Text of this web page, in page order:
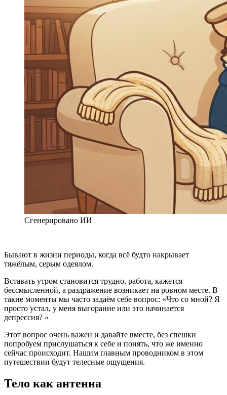
Сгенерировано ИИ
Бывают в жизни периоды, когда всё будто накрывает
тяжёлым, серым одеялом.
Вставать утром становится трудно, работа, кажется
бессмысленной, а раздражение возникает на ровном месте. В
такие моменты мы часто задаём себе вопрос: «Что со мной? Я
просто устал, у меня выгорание или это начинается
депрессия? »
Этот вопрос очень важен и давайте вместе, без спешки
попробуем прислушаться к себе и понять, что же именно
сейчас происходит. Нашим главным проводником в этом
путешествии будут телесные ощущения.
Тело как антенна